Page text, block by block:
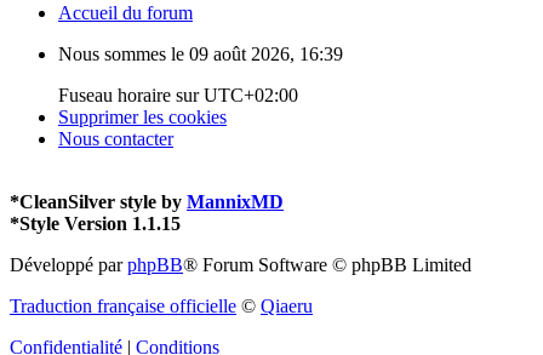
Accueil du forum
Nous sommes le 09 août 2026, 16:39
Fuseau horaire surUTC+02:00
Supprimer les cookies
Nous contacter
*CleanSilver style by MannixMD
*Style Version 1.1.15
Développé parphpBB® Forum Software © phpBB Limited
Traduction française officielle © Qiaeru
Confidentialité | Conditions